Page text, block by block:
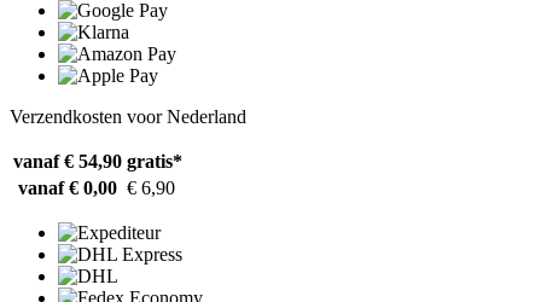
Verzendkosten voor Nederland
vanaf € 54,90 gratis*
vanaf € 0,00 € 6,90